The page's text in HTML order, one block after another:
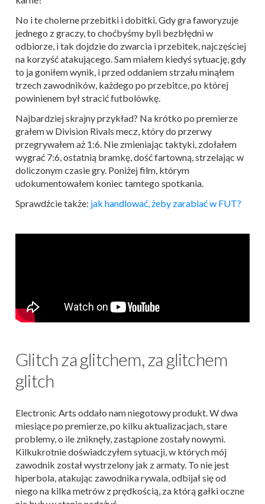
No i te cholerne przebitki i dobitki. Gdy gra faworyzuje
jednego z graczy, to choćbyśmy byli bezbłędni w
odbiorze, i tak dojdzie do zwarcia i przebitek, najczęściej
na korzyść atakującego. Sam miałem kiedyś sytuację, gdy
to ja goniłem wynik, i przed oddaniem strzału minąłem
trzech zawodników, każdego po przebitce, po której
powinienem był stracić futbolówkę.
Najbardziej skrajny przykład? Na krótko po premierze
grałem w Division Rivals mecz, który do przerwy
przegrywałem aż 1:6. Nie zmieniając taktyki, zdołałem
wygrać 7:6, ostatnią bramkę, dość fartowną, strzelając w
doliczonym czasie gry. Poniżej film, którym
udokumentowałem koniec tamtego spotkania.
Sprawdźcie także: jak handlować, żeby zarabiać w FUT?
Glitch za glitchem, za glitchem
glitch
Electronic Arts oddało nam niegotowy produkt. W dwa
miesiące po premierze, po kilku aktualizacjach, stare
problemy, o ile zniknęły, zastąpione zostały nowymi.
Kilkukrotnie doświadczyłem sytuacji, w których mój
zawodnik został wystrzelony jak z armaty. To nie jest
hiperbola, atakując zawodnika rywala, odbijał się od
niego na kilka metrów z prędkością, za którą gałki oczne